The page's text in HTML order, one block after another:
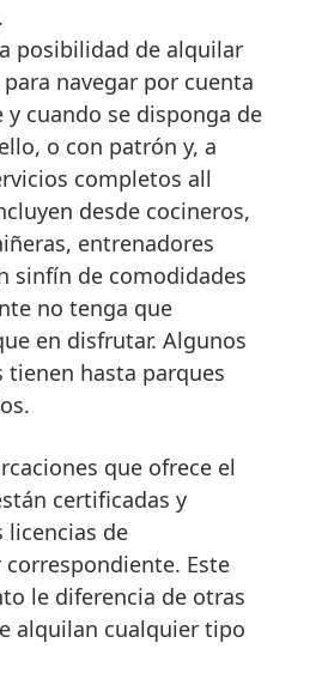
posibilidad de alquilar
navegar por cuenta
cuando se disponga de
o con patrón y, a
completos all
desde cocineros,
entrenadores
sinfín de comodidades
no tenga que
en disfrutar. Algunos
tienen hasta parques
que ofrece el
certificadas y
licencias de
Este
le diferencia de otras
alquilan cualquier tipo